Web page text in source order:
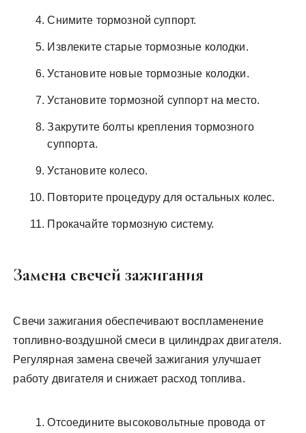
Снимите тормозной суппорт.
Извлеките старые тормозные колодки.
Установите новые тормозные колодки.
Установите тормозной суппорт на место.
Закрутите болты крепления тормозного
суппорта.
Установите колесо.
Повторите процедуру для остальных колес.
Прокачайте тормозную систему.
Замена свечей зажигания
Свечи зажигания обеспечивают воспламенение
топливно-воздушной смеси в цилиндрах двигателя.
Регулярная замена свечей зажигания улучшает
работу двигателя и снижает расход топлива.
Отсоедините высоковольтные провода от